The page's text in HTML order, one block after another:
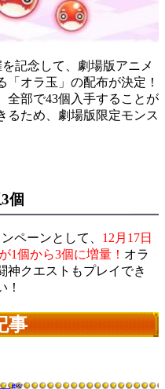
記念して、劇場版アニメ
オラ玉」の配布が決定！
全部で43個入手することが
るため、劇場版限定モンス
個
ペーンとして、 12月17日
1個から3個に増量！ オラ
神クエストもプレイでき
！
事